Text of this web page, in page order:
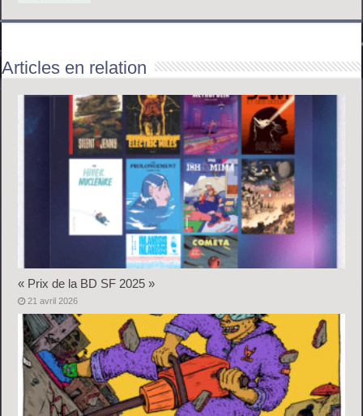
Articles en relation
« Prix de la BD SF 2025 »
21 avril 2026